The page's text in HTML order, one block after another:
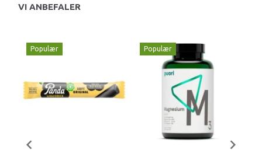
VI ANBEFALER
Populær Populær